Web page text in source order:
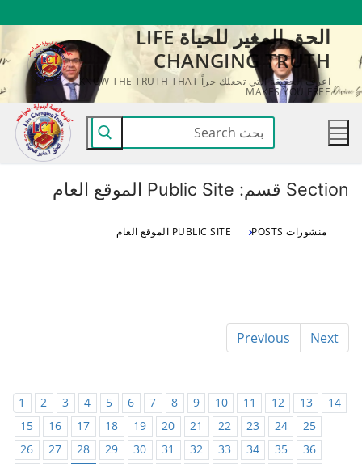
المحتوى
الحق المغير للحياة LIFE
CHANGING TRUTH
اعرف الحقيقة التي تجعلك حراً KNOW THE TRUTH THAT
MAKES YOU FREE
البحث
عن:
Section قسم: Public Site الموقع العام
منشورات POSTS PUBLIC SITE الموقع العام
Previous Next
1 2 3 4 5 6 7 8 9 10 11 12 13
14
15
16 17 18 19 20 21 22 23 24
25
26
27 28 29 30 31 32 33 34 35
36